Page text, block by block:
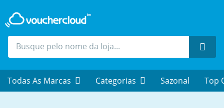
Todas As Marcas Categorias Sazonal Top